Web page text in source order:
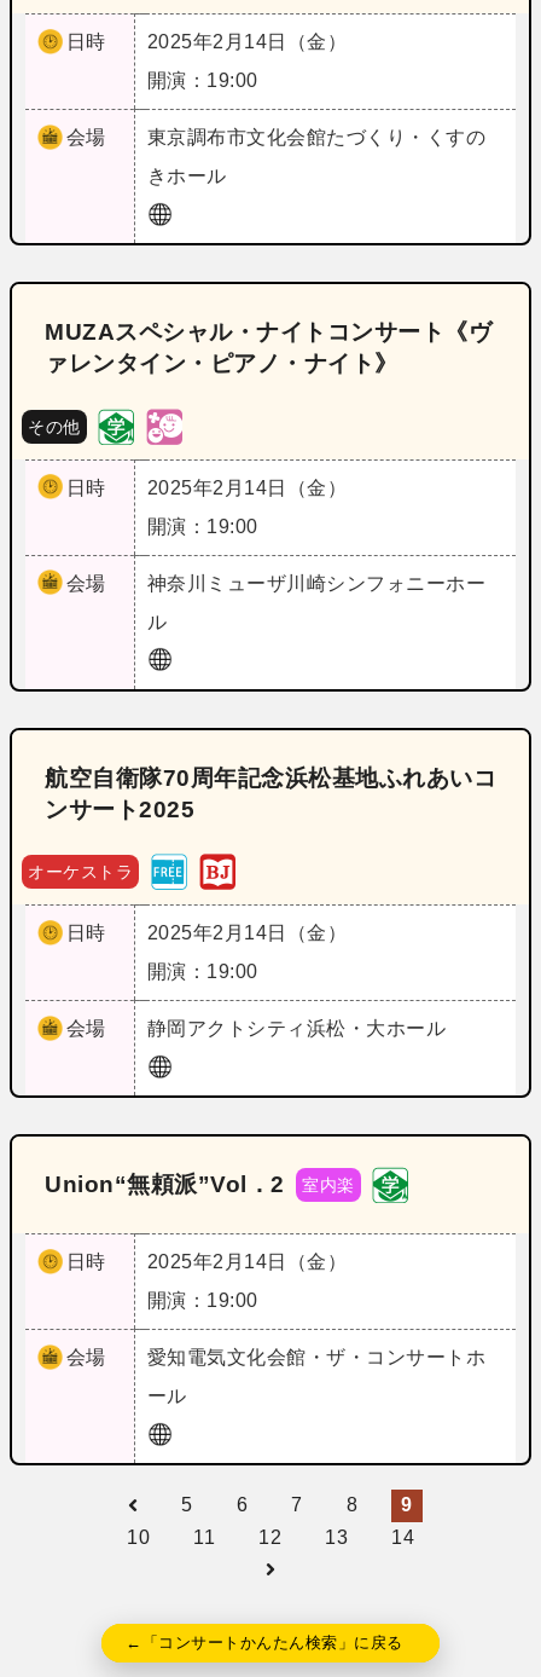
日時
2025年2月14日（金）
開演：19:00
会場 東京調布市文化会館たづくり・くすの
きホール
MUZAスペシャル・ナイトコンサート《ヴ
ァレンタイン・ピアノ・ナイト》
その他
日時
2025年2月14日（金）
開演：19:00
会場 神奈川
ミューザ川崎シンフォニーホー
ル
航空自衛隊70周年記念浜松基地ふれあいコ
ンサート2025
オーケストラ
日時
2025年2月14日（金）
開演：19:00
会場 静岡 アクトシティ浜松・大ホール
Union“無頼派”Vol．2 室内楽
日時
2025年2月14日（金）
開演：19:00
会場 愛知電気文化会館・ザ・コンサートホ
ール
5 6 7 8
9
10
11 12 13 14
←「コンサートかんたん検索」に戻る